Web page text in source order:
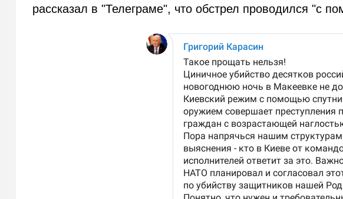
рассказал в "Телеграме", что обстрел проводился "с